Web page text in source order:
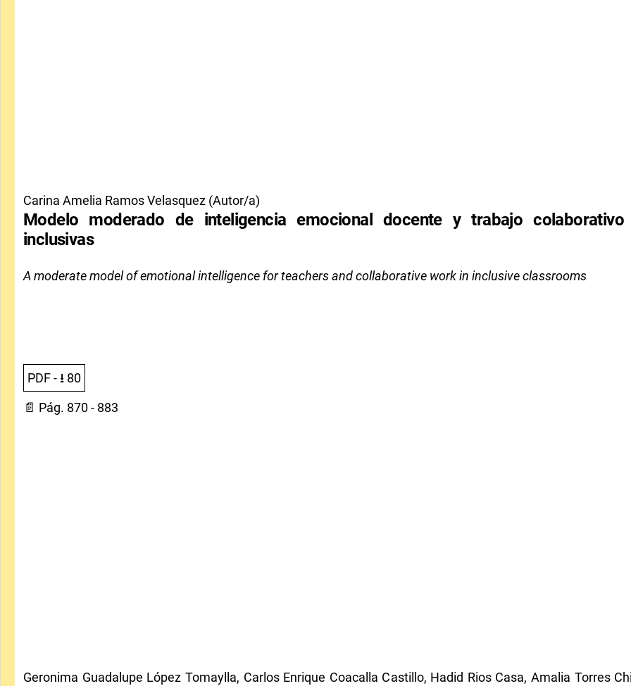
Carina Amelia Ramos Velasquez (Autor/a)
Modelo moderado de inteligencia emocional docente y trabajo
inclusivas
A moderate model of emotional intelligence for teachers and collaborative work in inclusive classrooms
PDF- ⭳ 80
📄 Pág. 870 - 883
Geronima Guadalupe López Tomaylla, Carlos Enrique Coacalla Castillo, Hadid Rios Casa, Amalia Torres